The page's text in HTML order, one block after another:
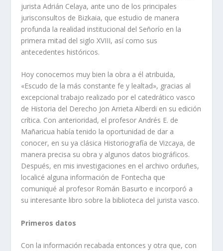
jurista Adrián Celaya, ante uno de los principales
jurisconsultos de Bizkaia, que estudio de manera
profunda la realidad institucional del Señorío en la
primera mitad del siglo XVIII, así como sus
antecedentes históricos.
Hoy conocemos muy bien la obra a él atribuida,
«Escudo de la más constante fe y lealtad», gracias al
excepcional trabajo realizado por el catedrático vasco
de Historia del Derecho Jon Arrieta Alberdi en su edición
crítica. Con anterioridad, el profesor Andrés E. de
Mañaricua había tenido la oportunidad de dar a
conocer, en su ya clásica Historiografía de Vizcaya, de
manera precisa su obra y algunos datos biográficos.
Después, en mis investigaciones en el archivo orduñes,
localicé alguna información de Fontecha que
comuniqué al profesor Román Basurto e incorporó a
su interesante libro sobre la biblioteca del jurista vasco.
Primeros datos
Con la información recabada entonces y otra que, con